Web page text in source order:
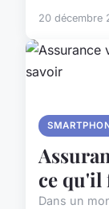
20 décembre
ce qu'il
Dans un